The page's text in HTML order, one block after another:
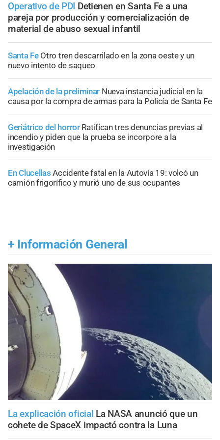
Operativo de PDI Detienen en Santa Fe a una
pareja por producción y comercialización de
material de abuso sexual infantil
Santa Fe Otro tren descarrilado en la zona oeste y un
nuevo intento de saqueo
Apelación de la preliminar Nueva instancia judicial en la
causa por la compra de armas para la Policía de Santa Fe
Geriátrico del horror Ratifican tres denuncias previas al
incendio y piden que la prueba se incorpore a la
investigación
En Clucellas Accidente fatal en la Autovía 19: volcó un
camión frigorífico y murió uno de sus ocupantes
+ Información General
La explicación oficial La NASA anunció que un
cohete de SpaceX impactó contra la Luna